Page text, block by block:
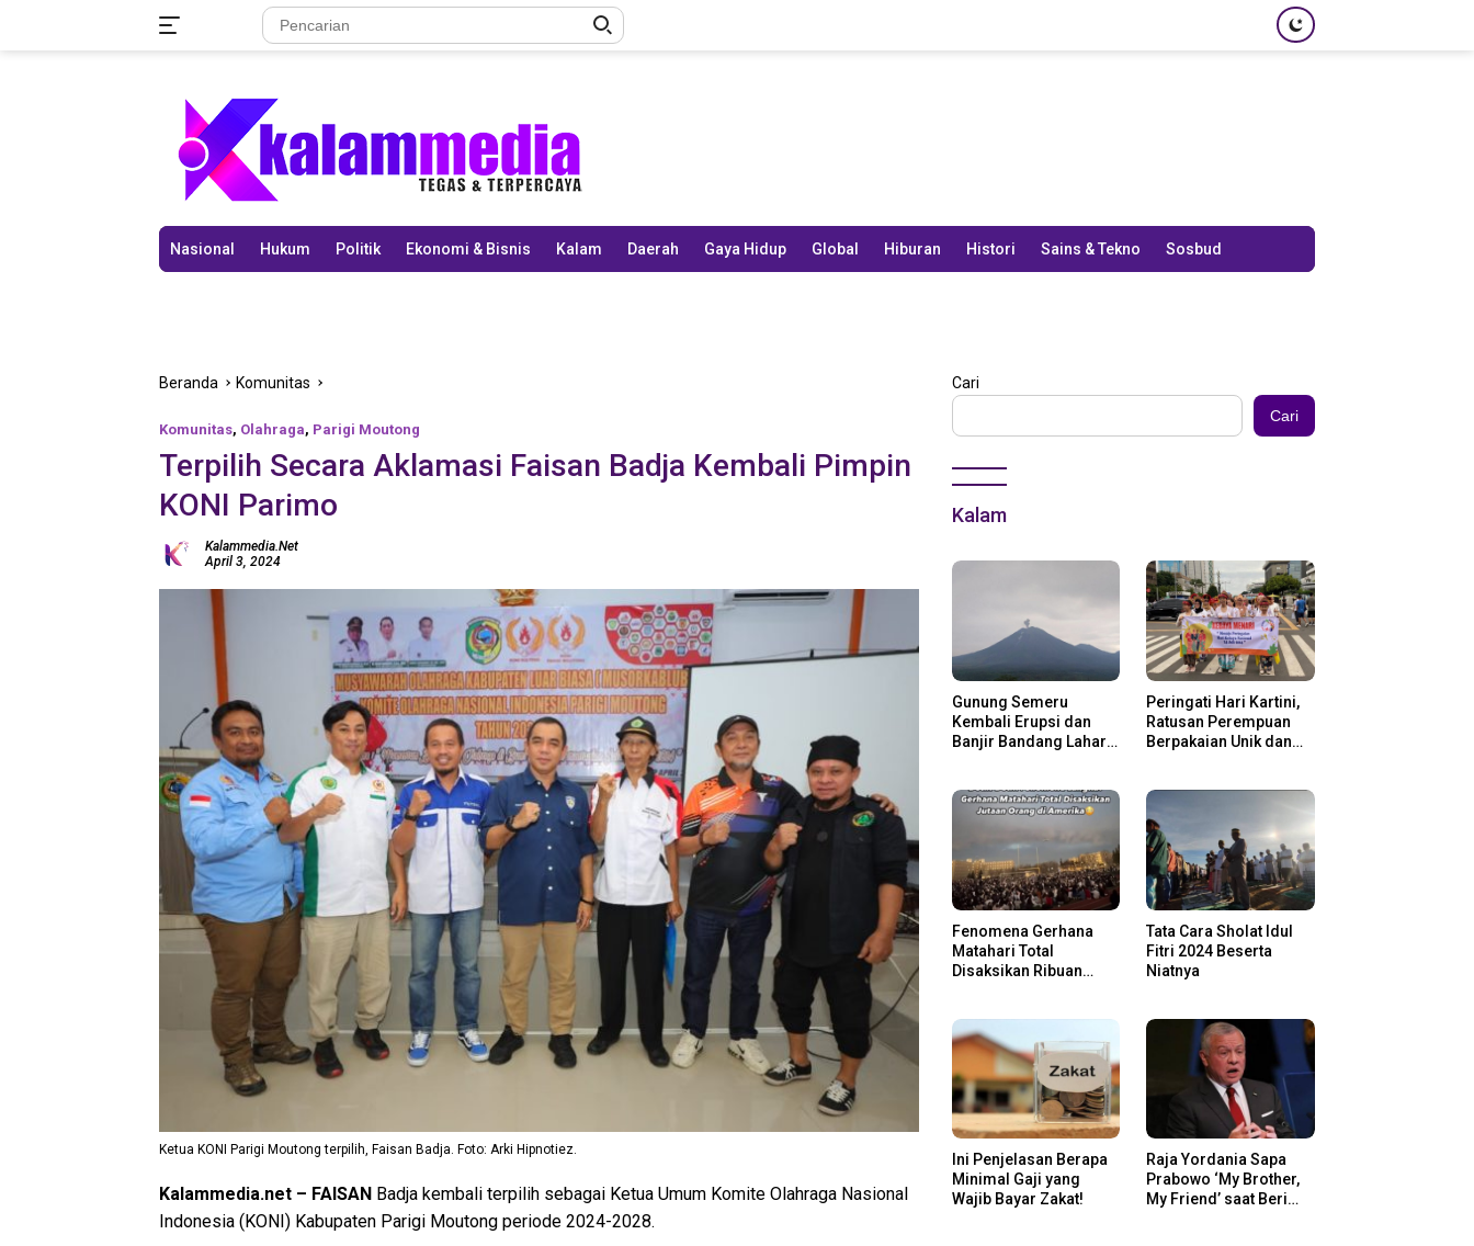
Nasional Hukum Politik Ekonomi & Bisnis Kalam Daerah Gaya Hidup Global Hiburan Histori Sains & Tekno Sosbud
Beranda Komunitas
Komunitas, Olahraga, Parigi Moutong
Terpilih Secara Aklamasi Faisan Badja Kembali Pimpin
KONI Parimo
Kalammedia.net
April 3, 2024
Ketua KONI Parigi Moutong terpilih, Faisan Badja. Foto: Arki Hipnotiez.
Kalammedia.net – FAISAN Badja kembali terpilih sebagai Ketua Umum Komite Olahraga Nasional
Indonesia (KONI) Kabupaten Parigi Moutong periode 2024-2028.
Cari
Cari
Kalam
Gunung Semeru
Kembali Erupsi dan
Banjir Bandang Lahar
Peringati Hari Kartini,
Ratusan Perempuan
Berpakaian Unik dan
Fenomena Gerhana
Matahari Total
Disaksikan Ribuan
Tata Cara Sholat Idul
Fitri 2024 Beserta
Niatnya
Ini Penjelasan Berapa
Minimal Gaji yang
Wajib Bayar Zakat!
Raja Yordania Sapa
Prabowo ‘My Brother,
My Friend’ saat Beri